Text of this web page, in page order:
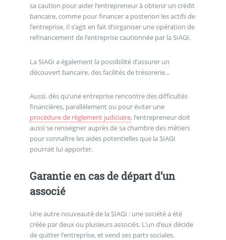
sa caution pour aider l’entrepreneur à obtenir un crédit
bancaire, comme pour financer a posteriori les actifs de
l’entreprise. Il s’agit en fait d’organiser une opération de
refinancement de l’entreprise cautionnée par la SIAGI.
La SIAGI a également la possibilité d’assurer un
découvert bancaire, des facilités de trésorerie...
Aussi, dès qu’une entreprise rencontre des difficultés
financières, parallèlement ou pour éviter une
procédure de règlement judiciaire, l’entrepreneur doit
aussi se renseigner auprès de sa chambre des métiers
pour connaître les aides potentielles que la SIAGI
pourrait lui apporter.
Garantie en cas de départ d’un
associé
Une autre nouveauté de la SIAGI : une société a été
créée par deux ou plusieurs associés. L’un d’eux décide
de quitter l’entreprise, et vend ses parts sociales.